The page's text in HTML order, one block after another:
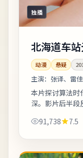
独播
北海道车
动漫 悬疑
主演： 张译、雷
本片探讨算法时
深。影片后半段
物动机可信的作
91,738 7.5